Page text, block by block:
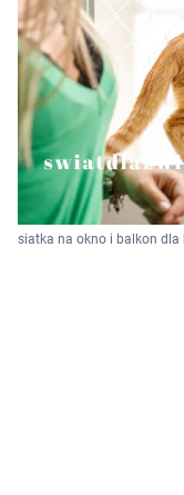
siatka na okno i balkon dla